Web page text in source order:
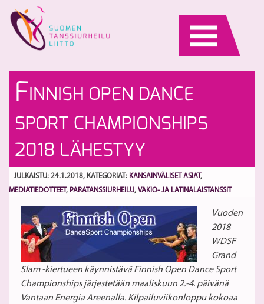
content
F INNISH OPEN DANCE
SPORT CHAMPIONSHIPS
2018 LÄHESTYY
JULKAISTU: 24.1.2018, KATEGORIAT: KANSAINVÄLISET ASIAT ,
MEDIATIEDOTTEET , PARATANSSIURHEILU, VAKIO- JA LATINALAISTANSSIT
Vuoden
2018
WDSF
Grand
Slam -kiertueen käynnistävä Finnish Open Dance Sport
Championships järjestetään maaliskuun 2.-4. päivänä
Vantaan Energia Areenalla. Kilpailuviikonloppu kokoaa